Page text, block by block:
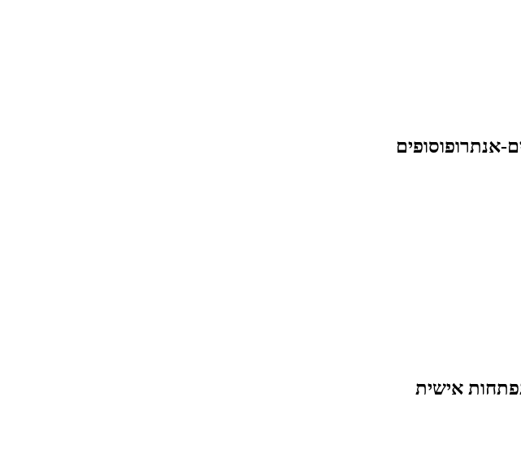
אנתרופוסופים
אישית